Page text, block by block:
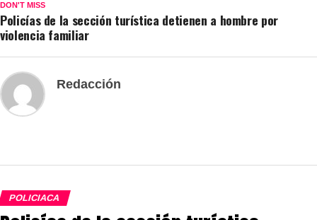
DON'T MISS
Policías de la sección turística detienen a hombre por
violencia familiar
Redacción
POLICIACA